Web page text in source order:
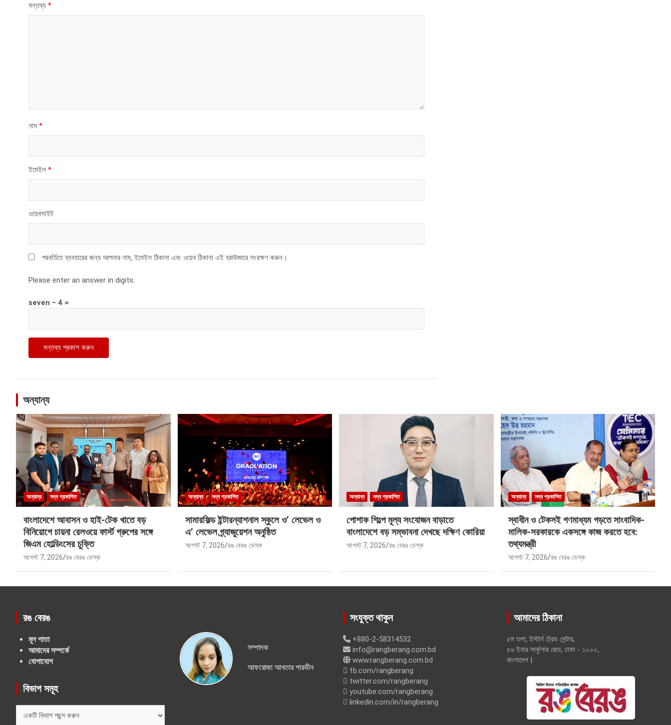
মন্তব্য *
নাম *
ইমেইল *
ওয়েবসাইট
পরবর্তিতে ব্যবহারের জন্য আপনার নাম, ইমেইল ঠিকানা এবং ওয়েব ঠিকানা এই ব্রাউজারে সংরক্ষণ করুন।
Please enter an answer in digits:
seven − 4 =
অন্যান্য
অন্যান্য সদ্য প্রকাশিত
বাংলাদেশে আবাসন ও হাই-টেক খাতে বড়
বিনিয়োগে চায়না রেলওয়ে ফার্স্ট গ্রুপের সঙ্গে
জিএম হোল্ডিংসের চুক্তি
আগস্ট 7, 2026 রঙ বেরঙ ডেস্ক
অন্যান্য সদ্য প্রকাশিত
সামারফিল্ড ইন্টারন্যাশনাল স্কুলে ও’ লেভেল ও
এ’ লেভেল গ্র্যাজুয়েশন অনুষ্ঠিত
আগস্ট 7, 2026 রঙ বেরঙ ডেস্ক
অন্যান্য সদ্য প্রকাশিত
পোশাক শিল্পে মূল্য সংযোজন বাড়াতে
বাংলাদেশে বড় সম্ভাবনা দেখছে দক্ষিণ কোরিয়া
আগস্ট 7, 2026 রঙ বেরঙ ডেস্ক
অন্যান্য সদ্য প্রকাশিত
স্বাধীন ও টেকসই গণমাধ্যম গড়তে সাংবাদিক-
মালিক-সরকারকে একসঙ্গে কাজ করতে হবে:
তথ্যমন্ত্রী
আগস্ট 7, 2026 রঙ বেরঙ ডেস্ক
রঙ বেরঙ
মূল পাতা
আমাদের সম্পর্কে
যোগাযোগ
বিভাগ সমূহ
সমূহ
সম্পাদক
আফরোজা আখতার পারভীন
সংযুক্ত থাকুন
+880-2-58314532
info@rangberang.com.bd
www.rangberang.com.bd
fb.com/rangberang
twitter.com/rangberang
youtube.com/rangberang
linkedin.com/in/rangberang
আমাদের ঠিকানা
৫ম তলা, ইস্টার্ন ট্রেড সেন্টার,
৫৬ ইনার সার্কুলার রোড, ঢাকা - ১০০০,
বাংলাদেশ |